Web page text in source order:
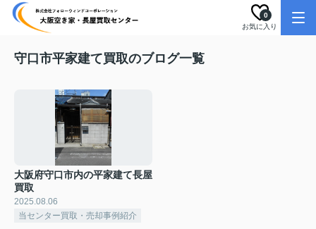
お気に入り
0
守口市平家建て買取のブログ一覧
大阪府守口市内の平家建て長屋
買取
2025.08.06
当センター買取・売却事例紹介